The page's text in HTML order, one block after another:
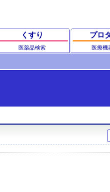
くすり
医薬品検索
プロ
医療機